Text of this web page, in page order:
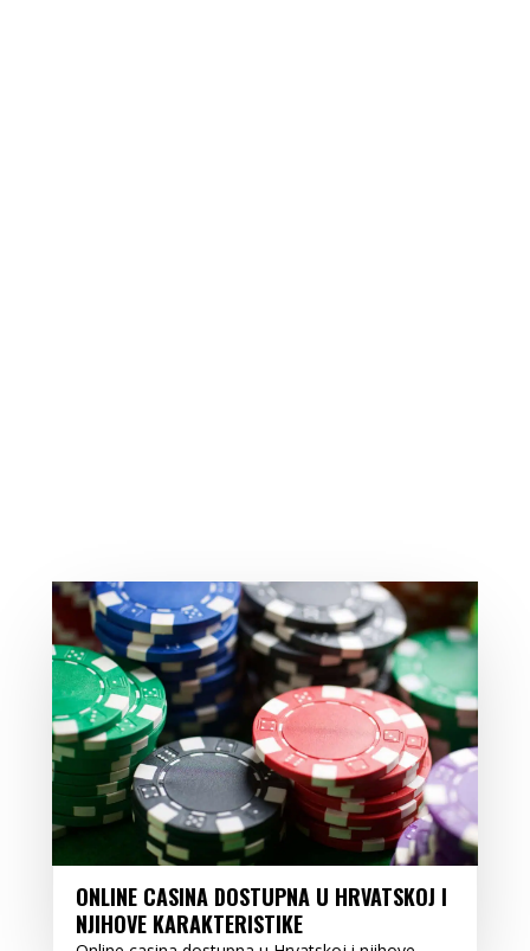
ONLINE CASINA DOSTUPNA U HRVATSKOJ I
NJIHOVE KARAKTERISTIKE